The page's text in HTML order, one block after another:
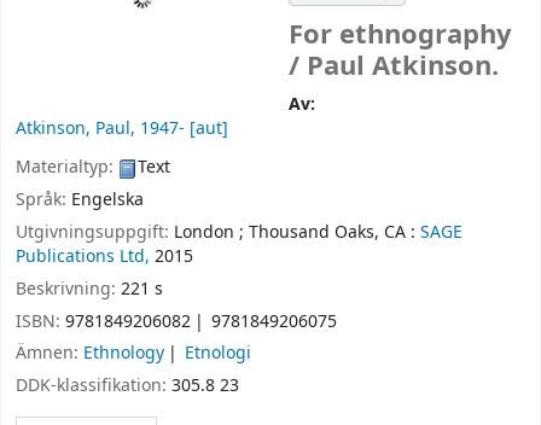
For ethnography
/ Paul Atkinson.
Av:
Atkinson, Paul, 1947- [aut]
Materialtyp:
Text
Språk: Engelska
Utgivningsuppgift: London ; Thousand Oaks, CA : SAGE
Publications Ltd, 2015
Beskrivning: 221 s
ISBN: 9781849206082
9781849206075
Ämnen: Ethnology
Etnologi
DDK-klassifikation: 305.8 23